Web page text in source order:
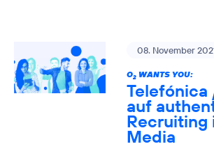
08. November
O2WANTS YOU:
Telefónica
auf
Recruiting
Media